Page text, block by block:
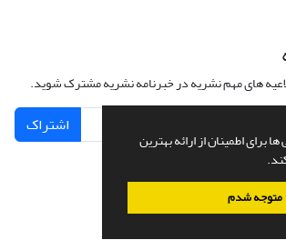
برای اطمینان از ارائه بهترین
متوجه شدم
های مهم نشریه در خبرنامه نشریه مشترک شوید.
اشتراک
علمی.طراحی و پیاده سازی ازسیناوب